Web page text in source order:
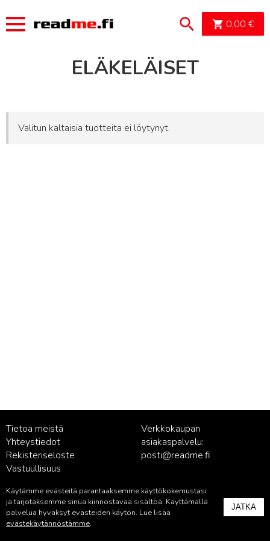
0,00 €
ELÄKELÄISET
Valitun kaltaisia tuotteita ei löytynyt.
Tietoa meistä
Yhteystiedot
Rekisteriseloste
Vastuullisuus
Verkkokaupan
asiakaspalvelu:
posti@readme.fi
Kustantamon asiakaspalvelu:
palvelu@readme.fi
Käytämme evästeitä parantaaksemme käyttökokemustasi
ja tarjotaksemme sinua kiinnostavaa sisältöä. Käyttämällä
palvelua hyväksyt evästeiden käytön. Lue lisää
evästekäytännöstämme.
JATKA